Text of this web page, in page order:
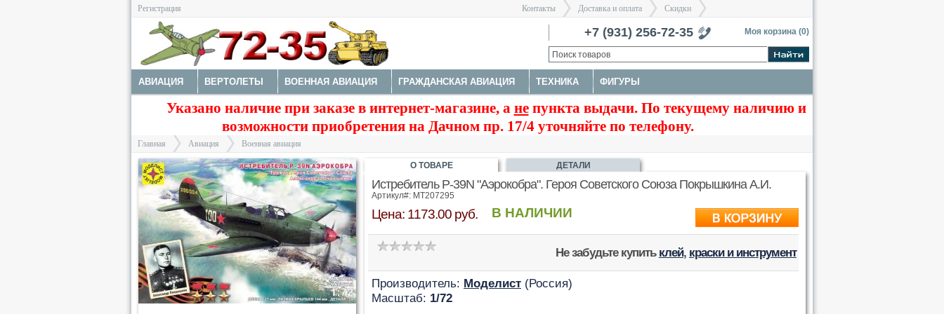
Регистрация Контакты
>
Доставка и оплата Скидки
+7 (931) 256-72-35
Санкт-Петербург Моя корзина (0)
АВИАЦИЯ ВЕРТОЛЕТЫ ВОЕННАЯ АВИАЦИЯ ГРАЖДАНСКАЯ АВИАЦИЯ ТЕХНИКА ФИГУРЫ
МОДЕЛИ КОРАБЛЕЙ И ПОДЛОДОК КОСМОС ЗДАНИЯ, НАБОРЫ ДЛЯ ДИОРАМ ДОПОЛНЕНИЯ КРАСКИ И ИНСТРУМЕНТЫ
Указано наличие при заказе в интернет-магазине, а непункта выдачи. По текущему наличию и
возможности приобретения на Дачном пр. 17/4 уточняйте по телефону.
Главная
>
Авиация
>
Военная авиация
Истребитель P-39N "Аэрокобра". Героя Советского Союза Покрышкина А.И.
Артикул#: MT207295
Цена: 1173.00 руб. В НАЛИЧИИ
Не забудьте купить клей, краски и инструмент
Производитель: Моделист (Россия)
Масштаб: 1/72
О ТОВАРЕ ДЕТАЛИ